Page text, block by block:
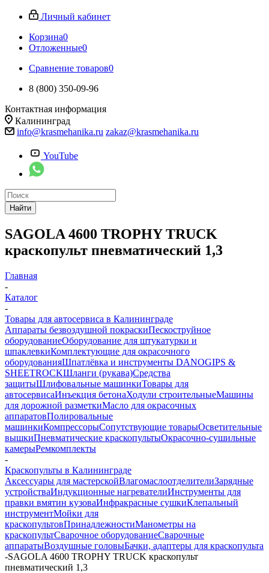
Личный кабинет
Корзина0
Отложенные0
Сравнение товаров0
8 (800) 350-09-96
Контактная информация
Калининград
info@krasmehanika.ru zakaz@krasmehanika.ru
YouTube
Найти
SAGOLA 4600 TROPHY TRUCK
краскопульт пневматический 1,3
Главная
-
Каталог
-
Товары для автосервиса в Калининграде
Аппараты безвоздушной покраскиПескоструйное
оборудованиеОборудование для штукатурки и
шпаклевкиКомплектующие для окрасочного
оборудованияШпатлёвка и инструменты DANOGIPS &
SHEETROCKШланги (рукава)Средства
защитыШлифовальные машинкиТовары для
автосервисаИнъекция бетонаХодули строительныеМашины
для дорожной разметкиМасло для окрасочных
аппаратовПолировальные
машинкиКомпрессорыСопутствующие товарыОсветительные
вышкиПневматические краскопультыОкрасочно-сушильные
камерыРемкомплекты
-
Краскопульты в Калининграде
Аксессуары для мастерскойВлагомаслоотделителиЗарядные
устройстваИндукционные нагревателиИнструменты для
правки вмятин кузоваИнфракрасные сушкиКлепальный
инструментМойки для
краскопультовПринадлежностиМанометры на
краскопультСварочное оборудованиеСварочные
аппаратыВоздушные головыБачки, адаптеры для краскопульта
-SAGOLA 4600 TROPHY TRUCK краскопульт
пневматический 1,3